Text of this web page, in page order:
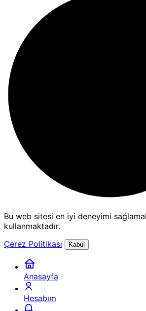
Bu web sitesi en iyi deneyimi
kullanmaktadır.
Çerez Politikası
Kabul
Anasayfa
Hesabım